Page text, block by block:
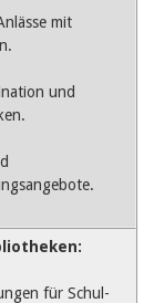
mit
und
für Schul-